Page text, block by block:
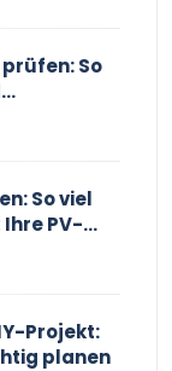
So
So viel
PV-
Projekt:
planen